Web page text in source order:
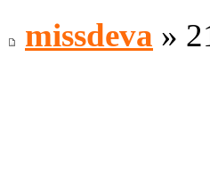
missdeva »